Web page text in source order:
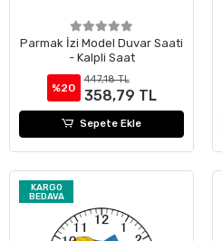
Parmak İzi Model Duvar Saati
- Kalpli Saat
%20
447,18 TL
358,79 TL
Sepete Ekle
KARGO
BEDAVA